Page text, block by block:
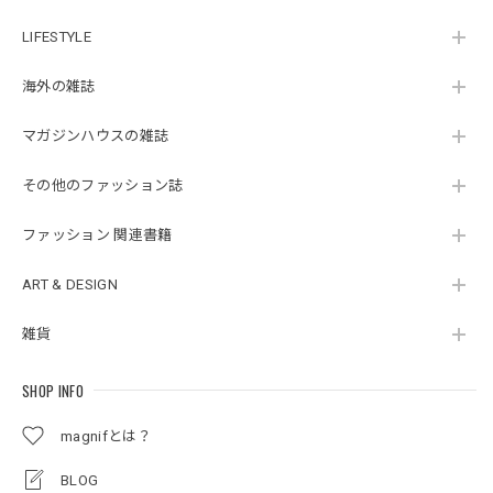
LIFESTYLE
海外の雑誌
マガジンハウスの雑誌
その他のファッション誌
ファッション 関連書籍
ART & DESIGN
雑貨
SHOP INFO
magnifとは？
BLOG